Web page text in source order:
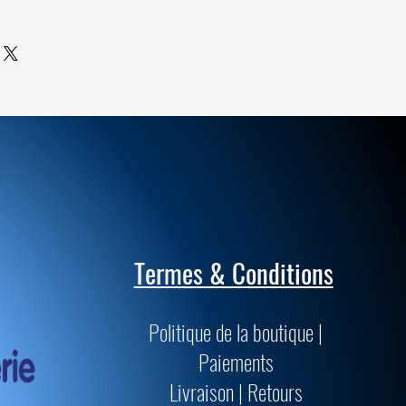
Termes & Conditions
Politique de la boutique |
Paiements
Livraison | Retours